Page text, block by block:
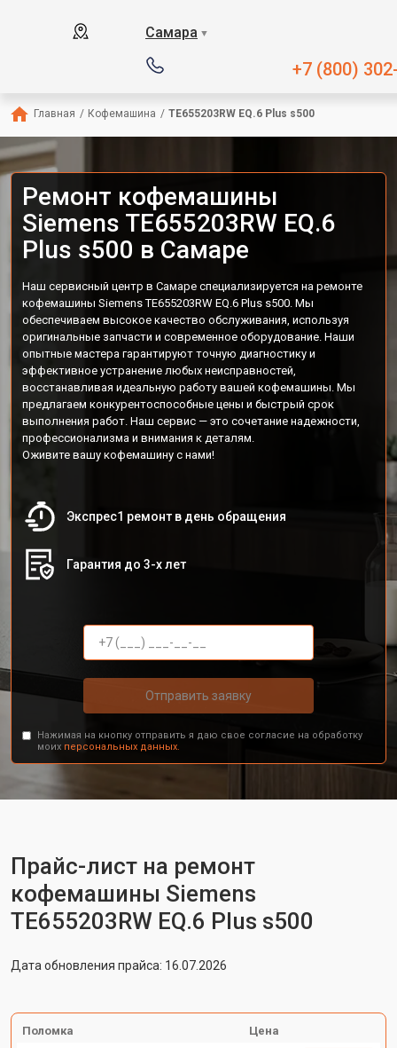
Самара ▼
+7 (800)
Главная / Кофемашина / TE655203RW EQ.6 Plus s500
Ремонт кофемашины
Siemens TE655203RW EQ.6
Plus s500 в Самаре
Наш сервисный центр в Самаре специализируется на ремонте
кофемашины Siemens TE655203RW EQ.6 Plus s500. Мы
обеспечиваем высокое качество обслуживания, используя
оригинальные запчасти и современное оборудование. Наши
опытные мастера гарантируют точную диагностику и
эффективное устранение любых неисправностей,
восстанавливая идеальную работу вашей кофемашины. Мы
предлагаем конкурентоспособные цены и быстрый срок
выполнения работ. Наш сервис — это сочетание надежности,
профессионализма и внимания к деталям.
Оживите вашу кофемашину с нами!
Экспрес1 ремонт в день обращения
Гарантия до 3-х лет
Отправить заявку
Нажимая на кнопку отправить я даю свое согласие на обработку
моих персональных данных.
Прайс-лист на ремонт
кофемашины Siemens
TE655203RW EQ.6 Plus s500
Дата обновления прайса: 16.07.2026
Поломка Цена